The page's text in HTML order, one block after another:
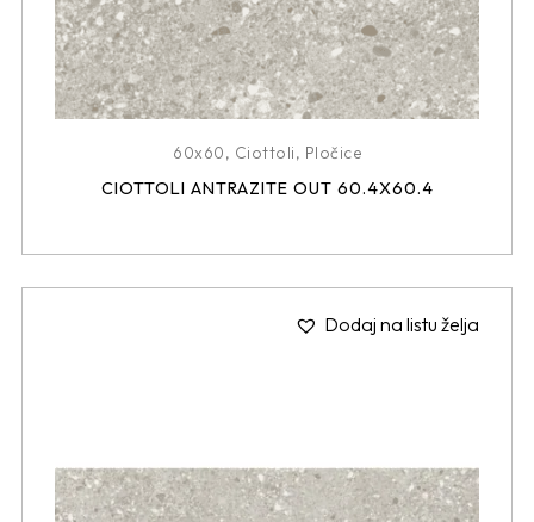
60x60, Ciottoli, Pločice
CIOTTOLI ANTRAZITE OUT 60.4X60.4
Dodaj na listu želja